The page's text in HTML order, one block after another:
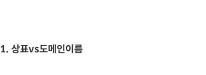
1. 상표vs도메인이름